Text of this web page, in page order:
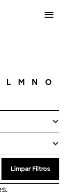
L M N O
Limpar Filtros